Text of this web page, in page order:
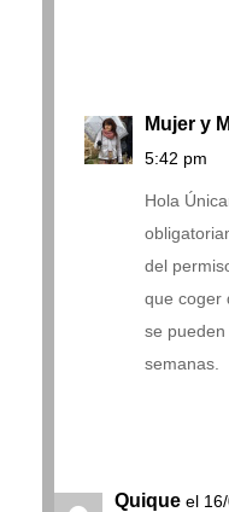
Mujer y
5:42 pm
Hola
del
que coger
se
semanas.
Quique el